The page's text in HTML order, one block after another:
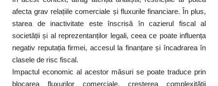
afecta grav relațiile comerciale și fluxurile financiare. În plus,
starea de inactivitate este înscrisă în cazierul fiscal al
societății și al reprezentanților legali, ceea ce poate influența
negativ reputația firmei, accesul la finanțare și încadrarea în
clasele de risc fiscal.
Impactul economic al acestor măsuri se poate traduce prin
blocarea fluxurilor comerciale, creșterea complexității